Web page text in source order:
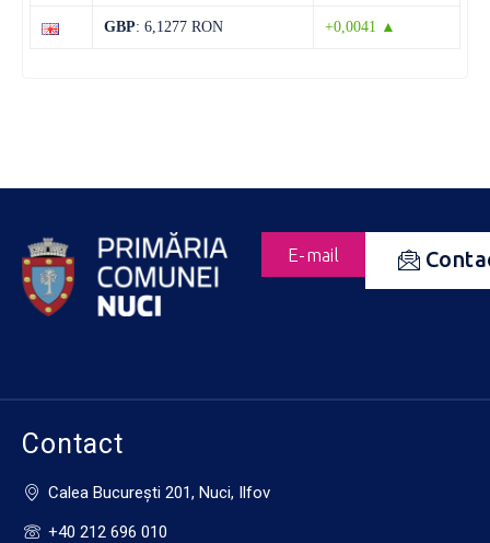
GBP: 6,1277 RON +0,0041 ▲
E-mail
Contact
Calea Bucureşti 201, Nuci, Ilfov
+40 212 696 010